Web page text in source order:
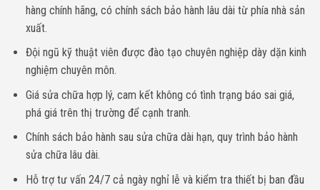
hàng chính hãng, có chính sách bảo hành lâu dài từ phía nhà sản
xuất.
Đội ngũ kỹ thuật viên được đào tạo chuyên nghiệp dày dặn kinh
nghiệm chuyên môn.
Giá sửa chữa hợp lý, cam kết không có tình trạng báo sai giá,
phá giá trên thị trường để cạnh tranh.
Chính sách bảo hành sau sửa chữa dài hạn, quy trình bảo hành
sửa chữa lâu dài.
Hỗ trợ tư vấn 24/7 cả ngày nghỉ lễ và kiểm tra thiết bị ban đầu